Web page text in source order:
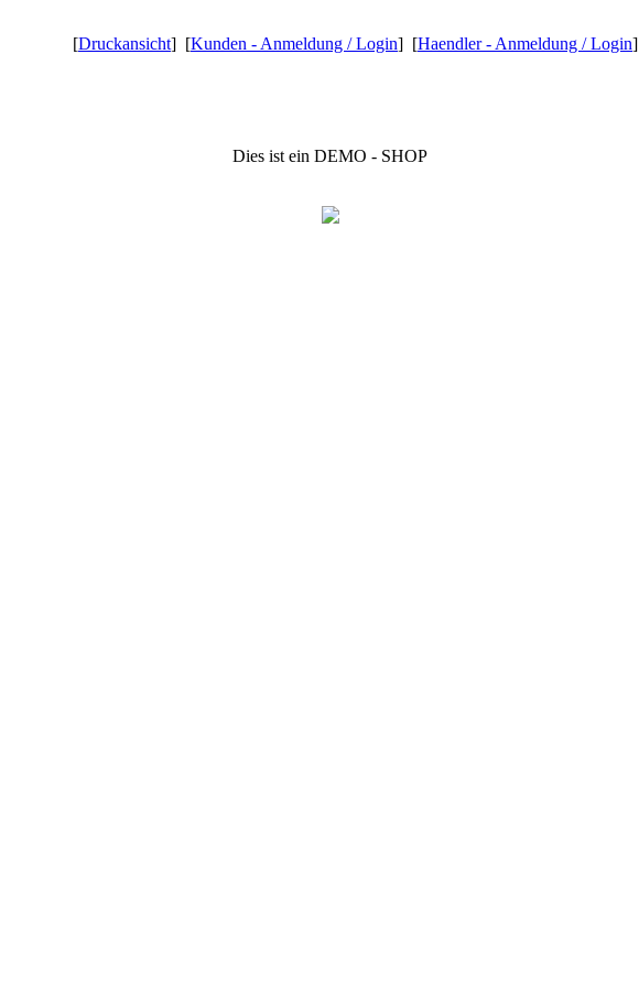
[Druckansicht] [Kunden - Anmeldung / Login] [Haendler - Anmeldung / Login]
Dies ist ein DEMO - SHOP